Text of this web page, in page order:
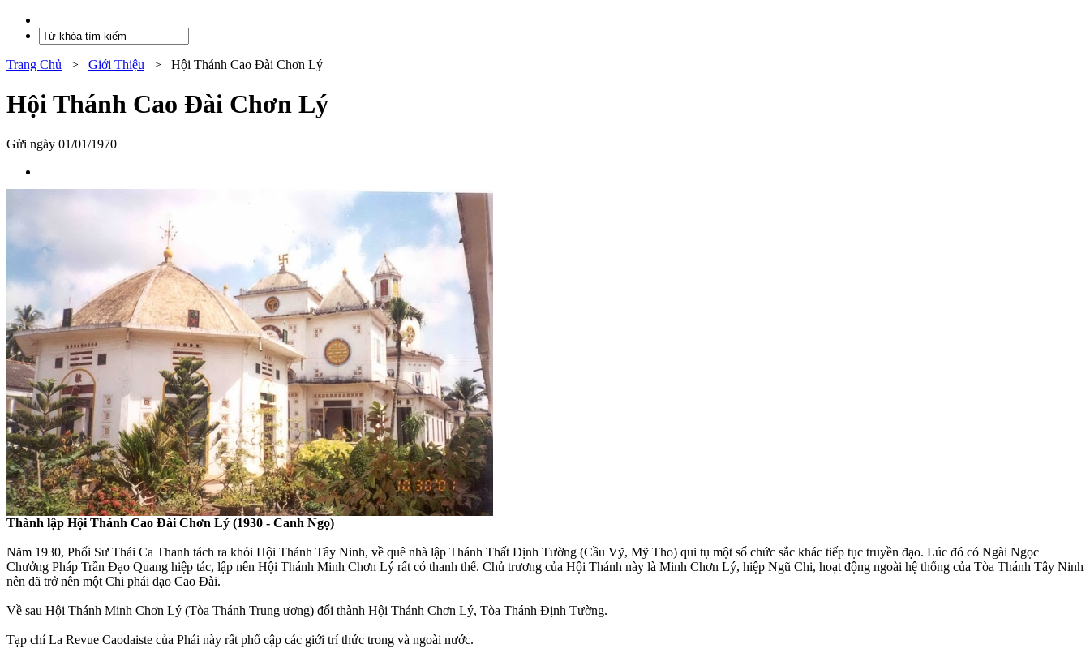
Trang Chủ > Giới Thiệu > Hội Thánh Cao Đài Chơn Lý
Hội Thánh Cao Đài Chơn Lý
Gửi ngày 01/01/1970
Thành lập Hội Thánh Cao Đài Chơn Lý (1930 - Canh Ngọ)
Năm 1930, Phối Sư Thái Ca Thanh tách ra khỏi Hội Thánh Tây Ninh, về quê nhà lập Thánh Thất Ðịnh Tường (Cầu Vỹ, Mỹ Tho) qui tụ một số chức sắc khác tiếp tục truyền đạo. Lúc đó có Ngài Ngọc
Chưởng Pháp Trần Ðạo Quang hiệp tác, lập nên Hội Thánh Minh Chơn Lý rất có thanh thế. Chủ trương của Hội Thánh này là Minh Chơn Lý, hiệp Ngũ Chi, hoạt động ngoài hệ thống của Tòa Thánh Tây Ninh
nên đã trở nên một Chi phái đạo Cao Đài.
Về sau Hội Thánh Minh Chơn Lý (Tòa Thánh Trung ương) đổi thành Hội Thánh Chơn Lý, Tòa Thánh Định Tường.
Tạp chí La Revue Caodaiste của Phái này rất phổ cập các giới trí thức trong và ngoài nước.